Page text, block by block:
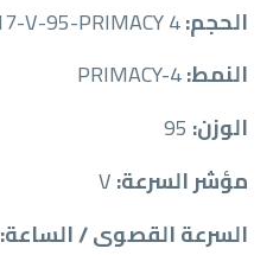
الحجم:
النمط:
الوزن:
مؤشر السرعة:
السرعة القصوى / الساعة: